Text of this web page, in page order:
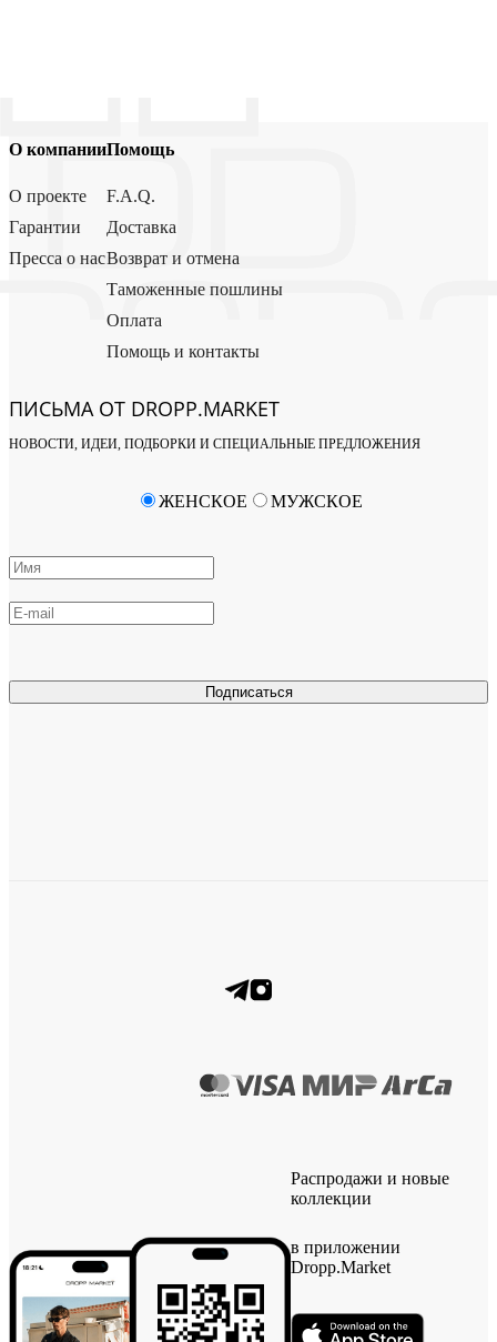
О компании
О проекте
Гарантии
Пресса о нас
Помощь
F.A.Q.
Доставка
Возврат и отмена
Таможенные пошлины
Оплата
Помощь и контакты
ПИСЬМА ОТ DROPP.MARKET
НОВОСТИ, ИДЕИ, ПОДБОРКИ И СПЕЦИАЛЬНЫЕ ПРЕДЛОЖЕНИЯ
Подписаться
ЖЕНСКОЕ МУЖСКОЕ
Распродажи и новые
коллекции
в приложении
Dropp.Market